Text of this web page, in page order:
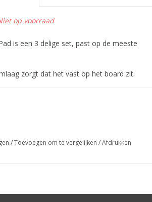
op voorraad
is een 3 delige set, past op de meeste
zorgt dat het vast op het board zit.
With Infused Dimples
/Toevoegen om te vergelijken /Afdrukken